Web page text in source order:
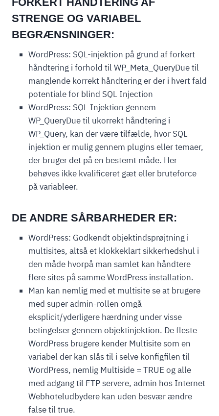
STRENGE OG VARIABEL
BEGRÆNSNINGER:
WordPress: SQL-injektion på grund af forkert
håndtering i forhold til WP_Meta_QueryDue til
manglende korrekt håndtering er der i hvert fald
potentiale for blind SQL Injection
WordPress: SQL Injektion gennem
WP_QueryDue til ukorrekt håndtering i
WP_Query, kan der være tilfælde, hvor SQL-
injektion er mulig gennem plugins eller temaer,
der bruger det på en bestemt måde. Her
behøves ikke kvalificeret gæt eller bruteforce
på variableer.
DE ANDRE SÅRBARHEDER ER:
WordPress: Godkendt objektindsprøjtning i
multisites, altså et klokkeklart sikkerhedshul i
den måde hvorpå man samlet kan håndtere
flere sites på samme WordPress installation.
Man kan nemlig med et multisite se at brugere
med super admin-rollen omgå
eksplicit/yderligere hærdning under visse
betingelser gennem objektinjektion. De fleste
WordPress brugere kender Multisite som en
variabel der kan slås til i selve konfigfilen til
WordPress, nemlig Multiside = TRUE og alle
med adgang til FTP servere, admin hos Internet
Webhoteludbydere kan uden besvær ændre
false til true.